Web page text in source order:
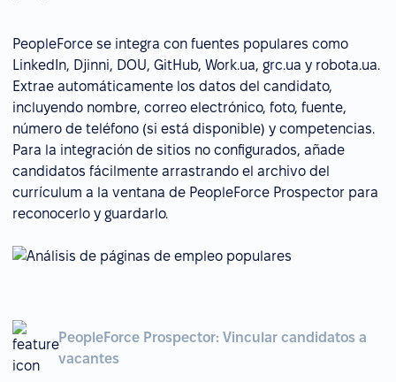
PeopleForce se integra con fuentes populares como
LinkedIn, Djinni, DOU, GitHub, Work.ua, grc.ua y robota.ua.
Extrae automáticamente los datos del candidato,
incluyendo nombre, correo electrónico, foto, fuente,
número de teléfono (si está disponible) y competencias.
Para la integración de sitios no configurados, añade
candidatos fácilmente arrastrando el archivo del
currículum a la ventana de PeopleForce Prospector para
reconocerlo y guardarlo.
PeopleForce Prospector: Vincular candidatos a
vacantes